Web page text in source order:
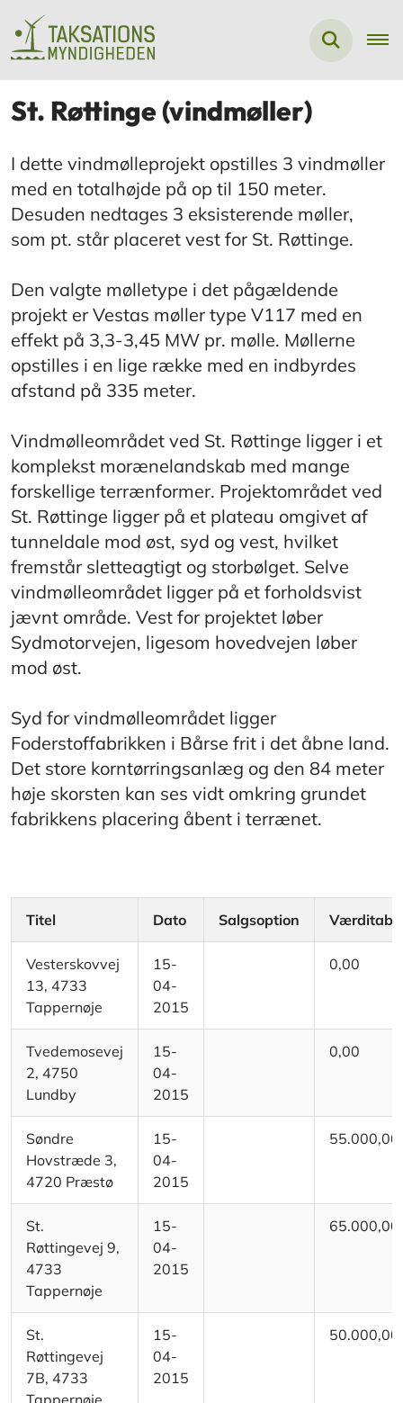
St. Røttinge (vindmøller)
I dette vindmølleprojekt opstilles 3 vindmøller
med en totalhøjde på op til 150 meter.
Desuden nedtages 3 eksisterende møller,
som pt. står placeret vest for St. Røttinge.
Den valgte mølletype i det pågældende
projekt er Vestas møller type V117 med en
effekt på 3,3-3,45 MW pr. mølle. Møllerne
opstilles i en lige række med en indbyrdes
afstand på 335 meter.
Vindmølleområdet ved St. Røttinge ligger i et
komplekst morænelandskab med mange
forskellige terrænformer. Projektområdet ved
St. Røttinge ligger på et plateau omgivet af
tunneldale mod øst, syd og vest, hvilket
fremstår sletteagtigt og storbølget. Selve
vindmølleområdet ligger på et forholdsvist
jævnt område. Vest for projektet løber
Sydmotorvejen, ligesom hovedvejen løber
mod øst.
Syd for vindmølleområdet ligger
Foderstoffabrikken i Bårse frit i det åbne land.
Det store korntørringsanlæg og den 84 meter
høje skorsten kan ses vidt omkring grundet
fabrikkens placering åbent i terrænet.
Titel Dato Salgsoption Værditab
Vesterskovvej
13, 4733
Tappernøje
15-
04-
2015
0,00
Tvedemosevej
2, 4750
Lundby
15-
04-
2015
0,00
Søndre
Hovstræde 3,
4720 Præstø
15-
04-
2015
55.000,00
St.
Røttingevej 9,
4733
Tappernøje
15-
04-
2015
65.000,00
St.
Røttingevej
7B, 4733
15-
04-
2015
50.000,00